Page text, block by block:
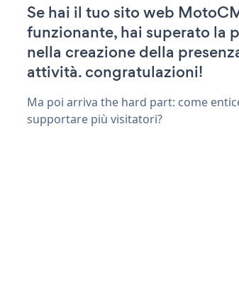
Se hai il tuo sito web
funzionante, hai superato la
nella creazione della
attività. congratulazioni!
Ma poi arriva the hard part: come
supportare più visitatori?